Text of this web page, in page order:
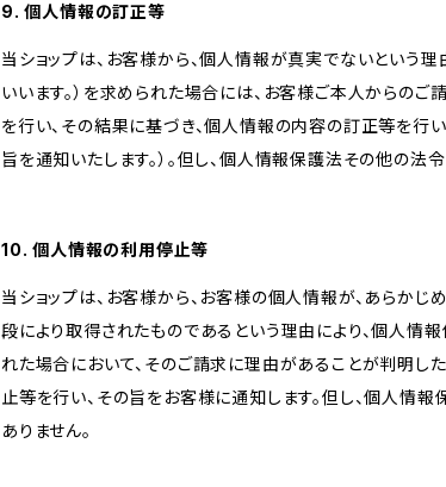
9. 個人情報の訂正等
当ショップは、お客様から、個人情報が真実でないという
いいます。）を求められた場合には、お客様ご本人からの
を行い、その結果に基づき、個人情報の内容の訂正等を行
旨を通知いたします。）。但し、個人情報保護法その他の法
10. 個人情報の利用停止等
当ショップは、お客様から、お客様の個人情報が、あらか
段により取得されたものであるという理由により、個人情
れた場合において、そのご請求に理由があることが判明し
止等を行い、その旨をお客様に通知します。但し、個人情
ありません。